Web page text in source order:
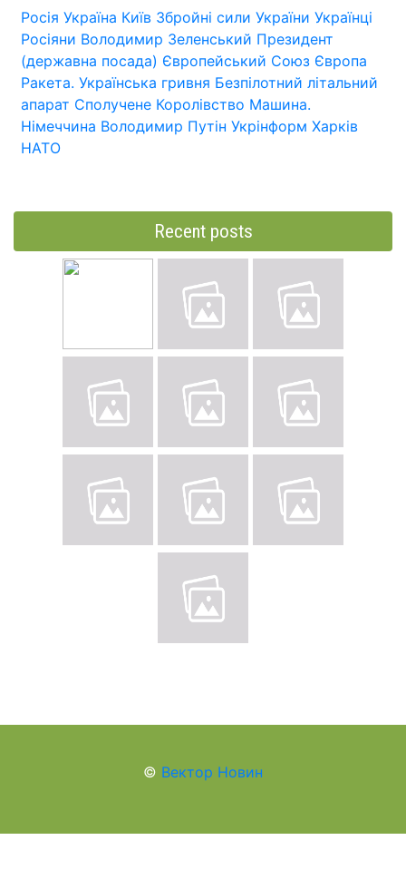
Росія Україна Київ Збройні сили України Українці
Росіяни Володимир Зеленський Президент
(державна посада) Європейський Союз Європа
Ракета. Українська гривня Безпілотний літальний
апарат Сполучене Королівство Машина.
Німеччина Володимир Путін Укрінформ Харків
НАТО
Recent posts
© Вектор Новин